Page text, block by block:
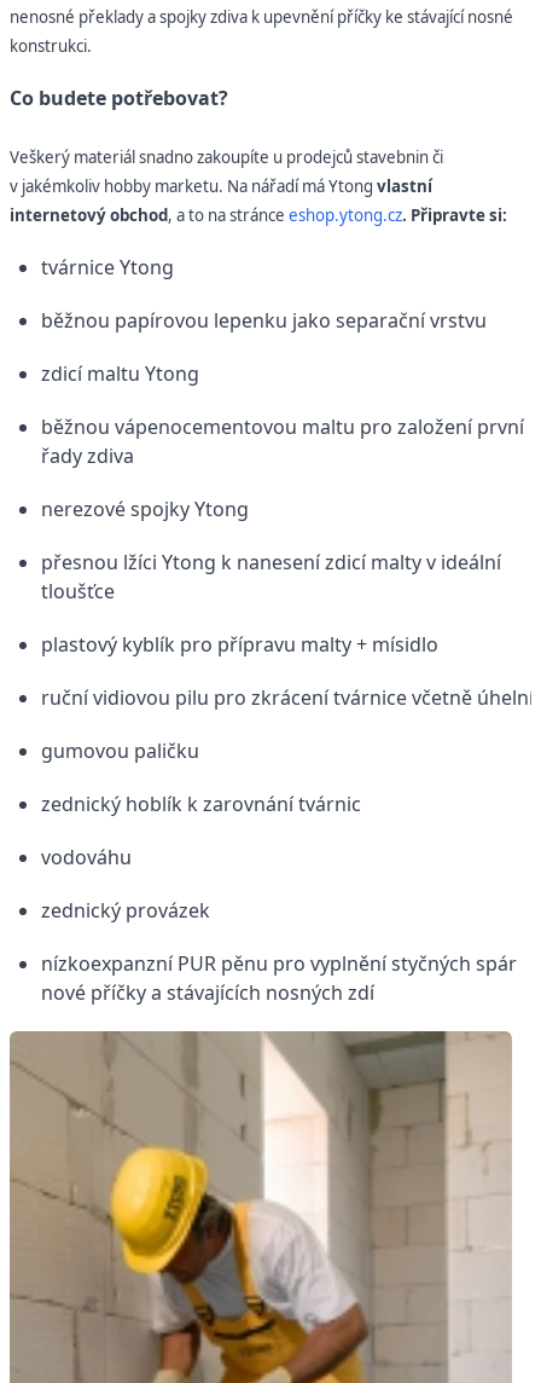
nenosné překlady a spojky zdiva k upevnění příčky ke stávající nosné
konstrukci.
Co budete potřebovat?
Veškerý materiál snadno zakoupíte u prodejců stavebnin či
v jakémkoliv hobby marketu. Na nářadí má Ytong vlastní
internetový obchod, a to na stránce eshop.ytong.cz. Připravte si:
tvárnice Ytong
běžnou papírovou lepenku jako separační vrstvu
zdicí maltu Ytong
běžnou vápenocementovou maltu pro založení první
řady zdiva
nerezové spojky Ytong
přesnou lžíci Ytong k nanesení zdicí malty v ideální
tloušťce
plastový kyblík pro přípravu malty + mísidlo
ruční vidiovou pilu pro zkrácení tvárnice včetně
gumovou paličku
zednický hoblík k zarovnání tvárnic
vodováhu
zednický provázek
nízkoexpanzní PUR pěnu pro vyplnění styčných spár
nové příčky a stávajících nosných zdí